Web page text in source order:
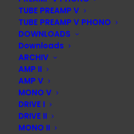
TUBE PREAMP V
TUBE PREAMP V PHONO
DOWNLOADS
Downloads
ARCHIV
AMP II
AMP V
MONO V
DRIVE I
DRIVE II
MONO II
Testbericht in
by webmaster